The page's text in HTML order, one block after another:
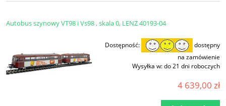
Autobus szynowy VT98 i Vs98 , skala 0, LENZ 40193-04
Dostępność:
dostępny
na zamówienie
Wysyłka w:do 21 dni roboczych
4 639,00 zł